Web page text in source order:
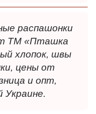
распашонки
ТМ «Пташка
хлопок, швы
цены от
и опт,
Украине.